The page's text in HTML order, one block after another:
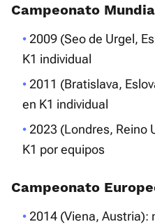
Campeonato
2009 (Seo de Urgel,
K1 individual
2011 (Bratislava,
en K1 individual
2023 (Londres, Reino
K1 por equipos
Campeonato
2014 (Viena, Austria):